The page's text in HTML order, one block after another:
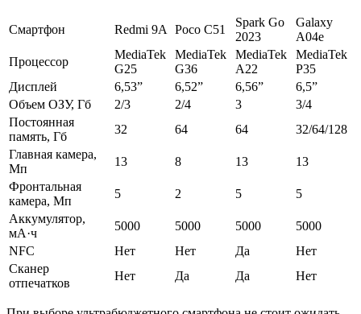
Смартфон Redmi 9A Poco C51
Spark Go
2023
Galaxy
A04e
Процессор
MediaTek
G25
MediaTek
G36
MediaTek
А22
MediaTek
P35
Дисплей
6,53” 6,52” 6,56”
6,5”
Объем ОЗУ, Гб
2/3 2/4 3
3/4
Постоянная
память, Гб
32 64 64
32/64/128
Главная камера,
Мп
13 8 13
13
Фронтальная
камера, Мп
5 2 5
5
Аккумулятор,
мА·ч
5000 5000 5000
5000
NFC
Нет Нет Да
Нет
Сканер
отпечатков
Нет Да Да Нет